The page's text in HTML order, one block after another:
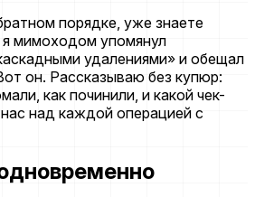
порядке, уже знаете
я мимоходом упомянул
удалениями» и обещал
он. Рассказываю без купюр:
как починили, и какой чек-
над каждой операцией с